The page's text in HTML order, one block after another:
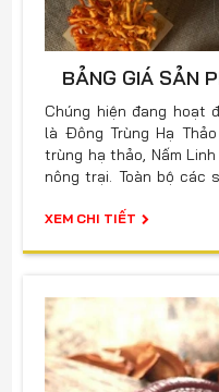
BẢNG GIÁ SẢN
Chúng hiện đang hoạt động với
là Đông Trùng Hạ
trùng hạ thảo, Nấm
nông trại. Toàn bộ các
lượng sản phẩm theo
XEM CHI TIẾT